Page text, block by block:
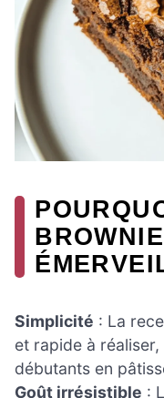
Simplicité : La
et rapide à
débutants en
Goût irrésistible :